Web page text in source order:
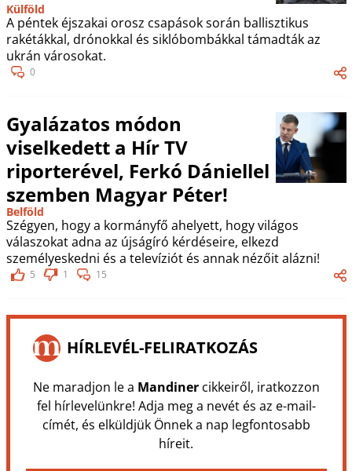
Külföld
A péntek éjszakai orosz csapások során ballisztikus
rakétákkal, drónokkal és siklóbombákkal támadták az
ukrán városokat.
0
Gyalázatos módon
viselkedett a Hír TV
riporterével, Ferkó Dániellel
szemben Magyar Péter!
Belföld
Szégyen, hogy a kormányfő ahelyett, hogy világos
válaszokat adna az újságíró kérdéseire, elkezd
személyeskedni és a televíziót és annak nézőit alázni!
5 1 15
HÍRLEVÉL-FELIRATKOZÁS
Ne maradjon le a Mandinercikkeiről, iratkozzon
fel hírlevelünkre! Adja meg a nevét és az e-mail-
címét, és elküldjük Önnek a nap legfontosabb
híreit.